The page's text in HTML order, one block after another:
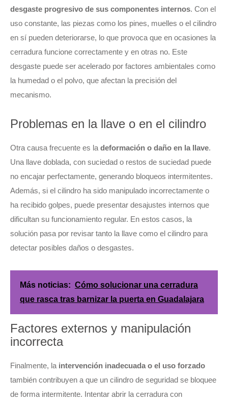
desgaste progresivo de sus componentes internos. Con el
uso constante, las piezas como los pines, muelles o el cilindro
en sí pueden deteriorarse, lo que provoca que en ocasiones la
cerradura funcione correctamente y en otras no. Este
desgaste puede ser acelerado por factores ambientales como
la humedad o el polvo, que afectan la precisión del
mecanismo.
Problemas en la llave o en el cilindro
Otra causa frecuente es la deformación o daño en la llave.
Una llave doblada, con suciedad o restos de suciedad puede
no encajar perfectamente, generando bloqueos intermitentes.
Además, si el cilindro ha sido manipulado incorrectamente o
ha recibido golpes, puede presentar desajustes internos que
dificultan su funcionamiento regular. En estos casos, la
solución pasa por revisar tanto la llave como el cilindro para
detectar posibles daños o desgastes.
Más noticias: Cómo solucionar una cerradura
que rasca tras barnizar la puerta en Guadalajara
Factores externos y manipulación
incorrecta
Finalmente, la intervención inadecuada o el uso forzado
también contribuyen a que un cilindro de seguridad se bloquee
de forma intermitente. Intentar abrir la cerradura con